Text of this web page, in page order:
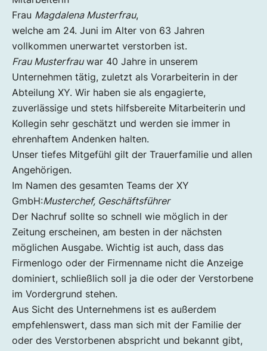
Frau Magdalena Musterfrau,
welche am 24. Juni im Alter von 63 Jahren
vollkommen unerwartet verstorben ist.
Frau Musterfrauwar 40 Jahre in unserem
Unternehmen tätig, zuletzt als Vorarbeiterin in der
Abteilung XY. Wir haben sie als engagierte,
zuverlässige und stets hilfsbereite Mitarbeiterin und
Kollegin sehr geschätzt und werden sie immer in
ehrenhaftem Andenken halten.
Unser tiefes Mitgefühl gilt der Trauerfamilie und allen
Angehörigen.
Im Namen des gesamten Teams der XY
GmbH:Musterchef, Geschäftsführer
Der Nachruf sollte so schnell wie möglich in der
Zeitung erscheinen, am besten in der nächsten
möglichen Ausgabe. Wichtig ist auch, dass das
Firmenlogo oder der Firmenname nicht die Anzeige
dominiert, schließlich soll ja die oder der Verstorbene
im Vordergrund stehen.
Aus Sicht des Unternehmens ist es außerdem
empfehlenswert, dass man sich mit der Familie der
oder des Verstorbenen abspricht und bekannt gibt,